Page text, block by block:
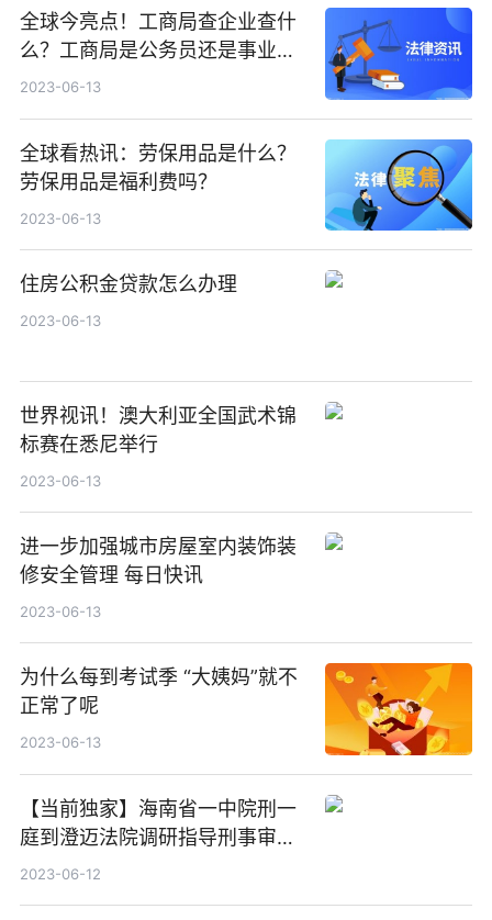
全球今亮点！工商局查企业查什
么？工商局是公务员还是事业单
位？
2023-06-13
全球看热讯：劳保用品是什么？
劳保用品是福利费吗？
2023-06-13
住房公积金贷款怎么办理
2023-06-13
世界视讯！澳大利亚全国武术锦
标赛在悉尼举行
2023-06-13
进一步加强城市房屋室内装饰装
修安全管理 每日快讯
2023-06-13
为什么每到考试季 “大姨妈”就不
正常了呢
2023-06-13
【当前独家】海南省一中院刑一
庭到澄迈法院调研指导刑事审判
工作
2023-06-12